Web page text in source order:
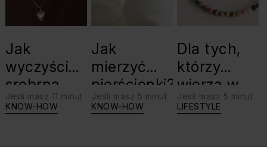
Jak
wyczyścić
srebrną
biżuterię?
Jeśli masz 11 minut
KNOW-HOW
Jak
mierzyć
pierścionki?
Jeśli masz 5 minut
KNOW-HOW
Dla tych,
którzy
wierzą w
swoje siły:
Jeśli masz 5 minut
LIFESTYLE